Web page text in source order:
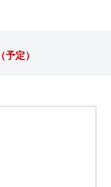
（予定）